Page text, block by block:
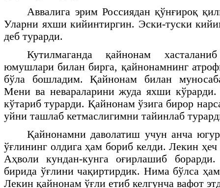
Аввалига эрим Россиядан қўнғироқ
Уларни яхши кийинтиргин. Эски-туски
деб турарди.
Кутилмаганда қайнонам
юмушлари билан бирга, қайнонамнинг
бўла бошладим. Қайнонам билан
Мени ва невараларини жуда яхши
кўтариб турарди. Қайнонам ўзига бирор
уйни ташлаб кетмаслигимни тайинлаб
Қайнонамни даволатиш учун анча
ўғлининг олдига ҳам бориб келди. Лекин
Аҳволи кундан-кунга оғирлашиб
бирида ўғлини чақиртирдик. Нима бўлса
Лекин қайнонам ўғли етиб келгунча вафот